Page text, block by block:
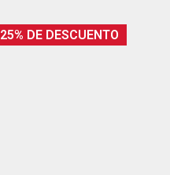
25% DE DESCUENTO